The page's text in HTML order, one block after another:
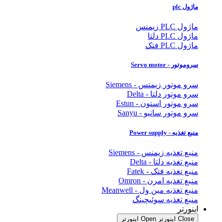
ماژول plc
ماژول PLC زیمنس
ماژول PLC دلتا
ماژول PLC فتک
سروموتور - Servo motor
سرو موتور زیمنس - Siemens
سرو موتور دلتا - Delta
سرو موتور استون - Estun
سرو موتور سانیو - Sanyu
منبع تغذیه - Power supply
منبع تغذیه زیمنس - Siemens
منبع تغذیه دلتا - Delta
منبع تغذیه فتک - Fatek
منبع تغذیه امرن - Omron
منبع تغذیه مین ول - Meanwell
منبع تغذیه سوئیچینگ
اینورتر
Close اینورتر Open اینورتر